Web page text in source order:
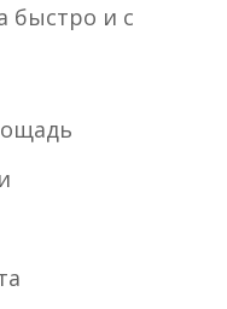
быстро и с